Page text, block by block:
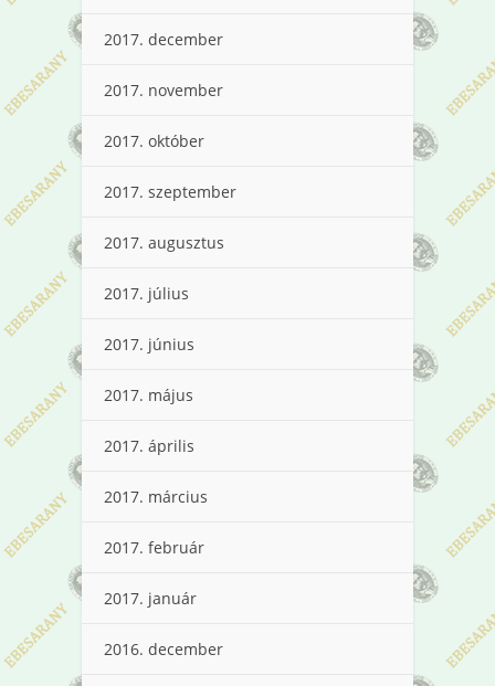
2017. december
2017. november
2017. október
2017. szeptember
2017. augusztus
2017. július
2017. június
2017. május
2017. április
2017. március
2017. február
2017. január
2016. december